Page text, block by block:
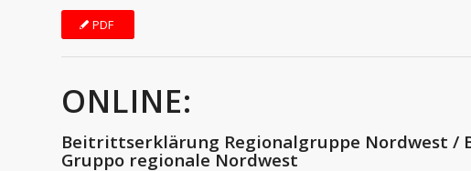
PDF
ONLINE:
Beitrittserklärung Regionalgruppe Nordwest /
Gruppo regionale Nordwest